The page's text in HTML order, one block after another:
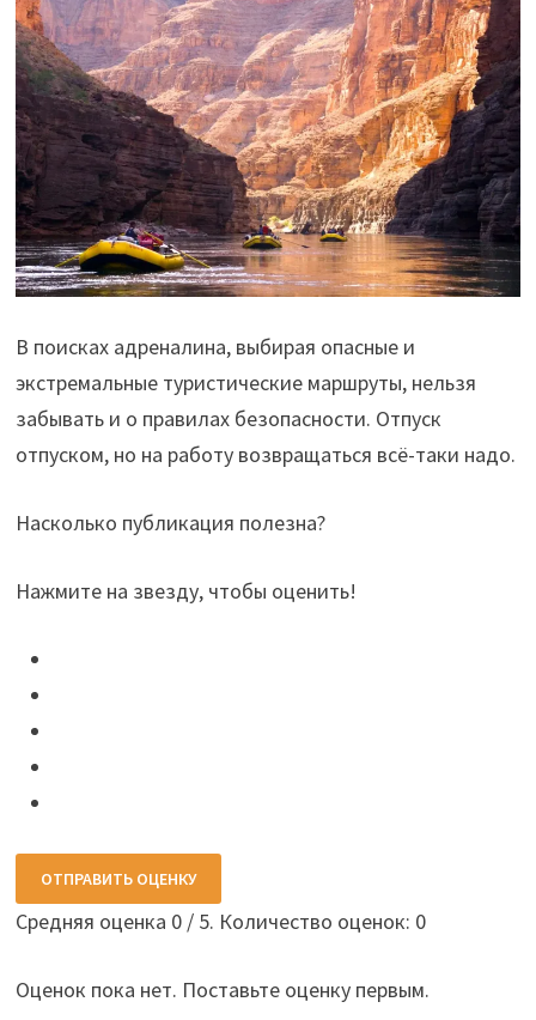
В поисках адреналина, выбирая опасные и
экстремальные туристические маршруты, нельзя
забывать и о правилах безопасности. Отпуск
отпуском, но на работу возвращаться всё-таки надо.
Насколько публикация полезна?
Нажмите на звезду, чтобы оценить!
ОТПРАВИТЬ ОЦЕНКУ
Средняя оценка 0/ 5. Количество оценок: 0
Оценок пока нет. Поставьте оценку первым.